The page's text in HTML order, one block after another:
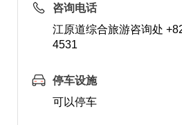
咨询电话
江原道综合旅游咨询处
4531
停车设施
可以停车